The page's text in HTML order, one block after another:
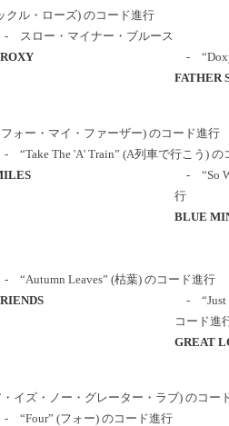
ル・ローズ) のコード進行
スロー・マイナー・ブルース
-
FATHER
ォー・マイ・ファーザー) のコード進行
“Take The 'A' Train” (A列車で行こう) の
- “So
行
BLUE
“Autumn Leaves” (枯葉) のコード進行
- “Just
コード進
GREAT
イズ・ノー・グレーター・ラブ) のコー
“Four” (フォー) のコード進行